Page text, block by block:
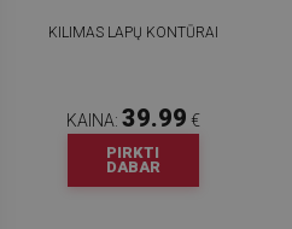
KILIMAS LAPŲ KONTŪRAI
KAINA: 39.99 €
PIRKTI
DABAR